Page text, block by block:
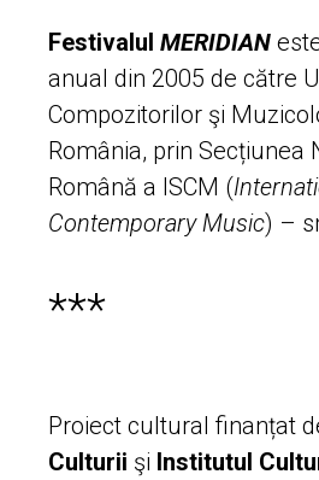
Festivalul MERIDIAN
anual din 2005 de către
Compozitorilor şi
România, prin Secțiunea
Română a ISCM (
Contemporary Music) –
***
Proiect cultural finanțat
Culturii şi Institutul